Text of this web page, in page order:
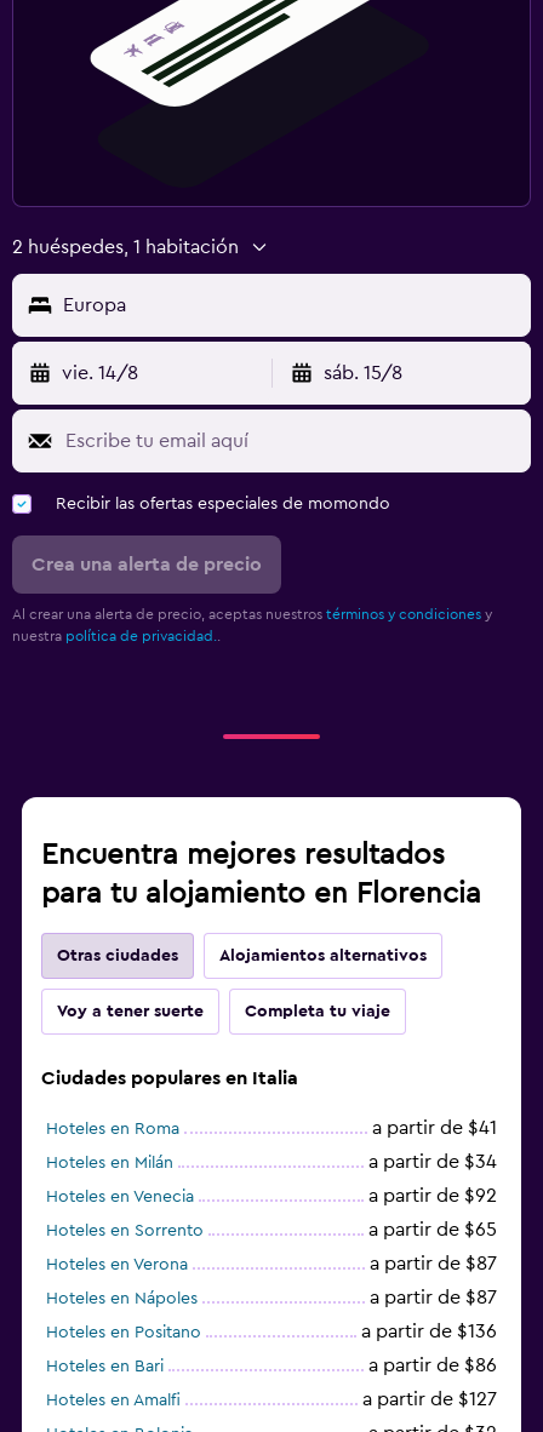
2 huéspedes, 1 habitación
Europa
vie. 14/8 sáb. 15/8
Recibir las ofertas especiales de momondo
Crea una alerta de precio
Al crear una alerta de precio, aceptas nuestros términos y condiciones y
nuestra política de privacidad.
Encuentra mejores resultados
para tu alojamiento en Florencia
Otras ciudades Alojamientos alternativos
Voy a tener suerte Completa tu viaje
Ciudades populares en Italia
Hoteles en Roma a partir de $41
Hoteles en Milán a partir de $34
Hoteles en Venecia a partir de $92
Hoteles en Sorrento a partir de $65
Hoteles en Verona a partir de $87
Hoteles en Nápoles a partir de $87
Hoteles en Positano a partir de $136
Hoteles en Bari a partir de $86
Hoteles en Amalfi a partir de $127